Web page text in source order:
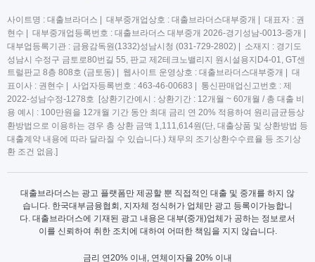
사이트명 : 대출브라더스 | 대부중개업상호 : 대출브라더스대부중개 | 대표자 : 권
현수 | 대부중개업등록번호 : 대출브라더스 대부중개 2026-경기성남-0013-중개 |
대부업등록기관 : 금융감독원(1332)성남시청 (031-729-2802) | 소재지 : 경기도
성남시 수정구 금토로80번길 55, 판교 제2테크노밸리지 원시설용지D4-01, GT센
트럴판교 8층 808호 (금토동) | 웹사이트 운영상호 : 대출브라더스대부중개 | 대
표이사 : 권현수 | 사업자등록번호 : 463-46-00683 | 통신판매업신고번호 : 제
2022-성남수정-1278호 [상환기간예시 : 상환기간 : 12개월 ~ 60개월 / 총 대출 비
용 예시 : 100만원을 12개월 기간 동안 최대 금리 연 20% 적용하여 원리금균등상
환방법으로 이용하는 경우 총 상환 금액 1,111,614원(단, 대출상품 및 상환방법 등
대출계약 내용에 따라 달라질 수 있습니다.) 채무의 조기상환수수료율 등 조기상
환 조건 없음.]
대출브라더스는 광고 플랫폼만 제공할 뿐 직접적인 대출 및 중개를 하지 않
습니다. 한국대부금융협회, 지자체 정식허가 업체만 광고 등록이가능합니
다. 대출브라더스에 기재된 광고 내용은 대부(중개)업체가 공하는 정보로서
이를 신뢰하여 취한 조치에 대하여 어떠한 책임을 지지 않습니다.
금리 연20% 이내, 연체이자율 20% 이내